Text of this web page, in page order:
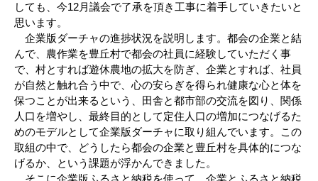
しても、今12月議会で了承を頂き工事に着手していきたいと
思います。
企業版ダーチャの進捗状況を説明します。都会の企業と結
んで、農作業を豊丘村で都会の社員に経験していただく事
で、村とすれば遊休農地の拡大を防ぎ、企業とすれば、社員
が自然と触れ合う中で、心の安らぎを得られ健康な心と体を
保つことが出来るという、田舎と都市部の交流を図り、関係
人口を増やし、最終目的として定住人口の増加につなげるた
めのモデルとして企業版ダーチャに取り組んでいます。この
取組の中で、どうしたら都会の企業と豊丘村を具体的につな
げるか、という課題が浮かんできました。
そこに企業版ふるさと納税を使って、企業とふるさと納税